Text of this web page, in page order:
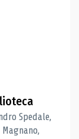
Spedale,